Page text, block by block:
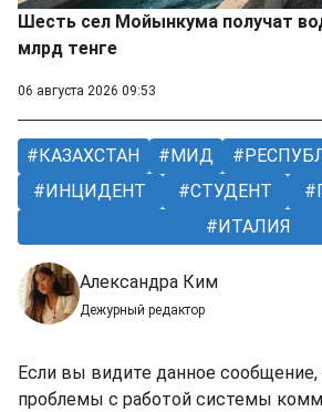
Шесть сел Мойынкума получат
млрд тенге
06 августа 2026 09:53
КАЗАХСТАН МИД
ИНЦИДЕНТ
СТУДЕНТ
ИТАЛИЯ
Александра Ким
Дежурный редактор
Если вы видите данное сообщение,
проблемы с работой системы